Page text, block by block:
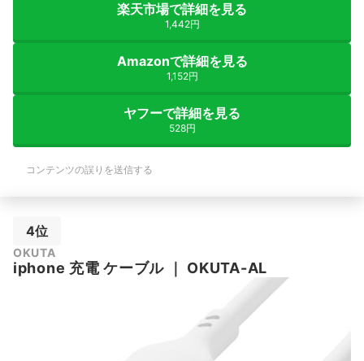
楽天市場で詳細を見る
1,442円
Amazonで詳細を見る
1,152円
ヤフーで詳細を見る
528円
コンテンツの誤りを送信する
4位
OKUTA
iphone 充電 ケーブル OKUTA-AL